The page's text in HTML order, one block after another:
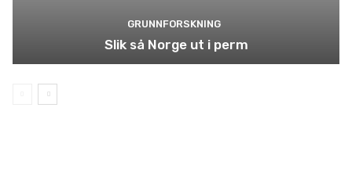
GRUNNFORSKNING
Slik så Norge ut i perm